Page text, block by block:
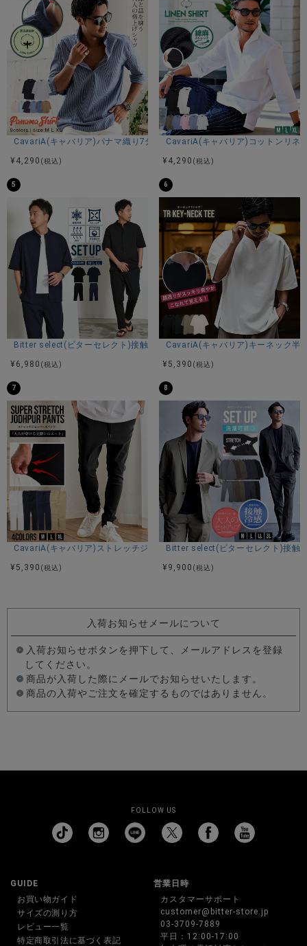
CavariA(キャバリア)パナマ織り7分袖カプリシャツ/全9色
¥ 4,290 (税込)
CavariA(キャバリア)コットンリネ
¥ 4,290 (税込)
5
Bitter select(ビターセレクト)接触冷感スーパーストレッチバンドカラー
¥ 6,980 (税込)
6
CavariA(キャバリア)キーネック半
¥ 5,390 (税込)
7
CavariA(キャバリア)ストレッチジョッパーパンツ/全4色
¥ 5,390 (税込)
8
Bitter select(ビターセレクト)接触
¥ 9,900 (税込)
入荷お知らせメールについて
入荷お知らせボタンを押下して、メールアドレスを登録
してください。
商品が入荷した際にメールでお知らせいたします。
商品の入荷やご注文を確定するものではありません。
FOLLOW US
GUIDE
お買い物ガイド
サイズの測り方
レビュー一覧
特定商取引法に基づく表記
営業日時
カスタマーサポート
customer@bitter-store.jp
03-3709-7889
平日：12:00-17:00